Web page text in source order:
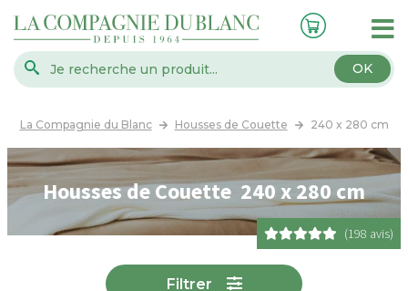
OK
La Compagnie du Blanc Housses de Couette 240 x 280 cm
Housses de Couette 240 x 280 cm
(198 avis)
Filtrer